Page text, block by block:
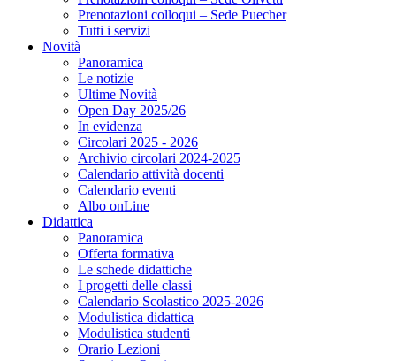
Prenotazioni colloqui – Sede Puecher
Tutti i servizi
Novità
Panoramica
Le notizie
Ultime Novità
Open Day 2025/26
In evidenza
Circolari 2025 - 2026
Archivio circolari 2024-2025
Calendario attività docenti
Calendario eventi
Albo onLine
Didattica
Panoramica
Offerta formativa
Le schede didattiche
I progetti delle classi
Calendario Scolastico 2025-2026
Modulistica didattica
Modulistica studenti
Orario Lezioni